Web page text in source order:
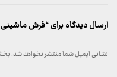
ارسال دیدگاه برای “فرش ماشینی
نشانی ایمیل شما منتشر نخواهد شد.